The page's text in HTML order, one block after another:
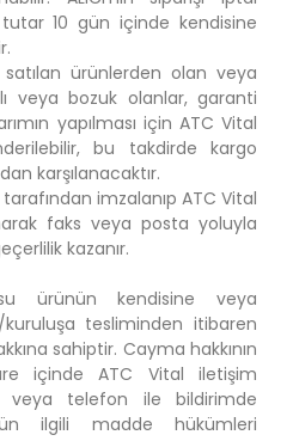
10 gün içinde kendisine
ürünlerden olan veya
veya bozuk olanlar, garanti
yapılması için ATC Vital
bu takdirde kargo
karşılanacaktır.
imzalanıp ATC Vital
faks veya posta yoluyla
kazanır.
ürünün kendisine veya
tesliminden itibaren
sahiptir. Cayma hakkının
içinde ATC Vital iletişim
veya telefon ile bildirimde
ilgili madde hükümleri